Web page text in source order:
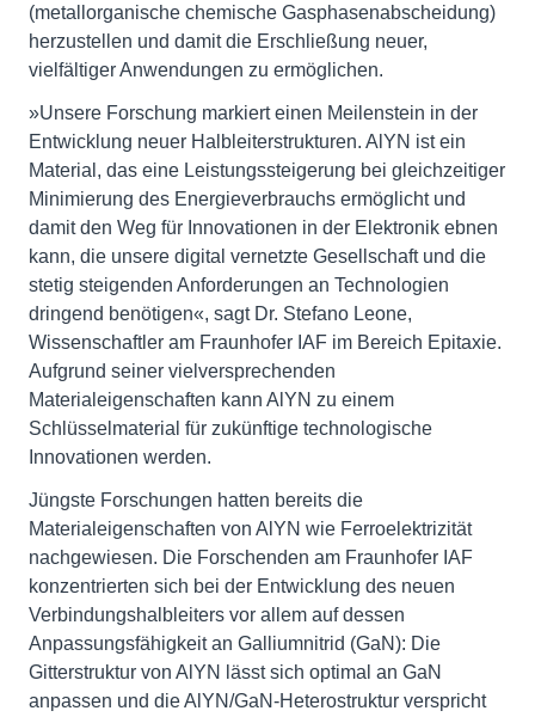
(metallorganische chemische Gasphasenabscheidung)
herzustellen und damit die Erschließung neuer,
vielfältiger Anwendungen zu ermöglichen.
»Unsere Forschung markiert einen Meilenstein in der
Entwicklung neuer Halbleiterstrukturen. AlYN ist ein
Material, das eine Leistungssteigerung bei gleichzeitiger
Minimierung des Energieverbrauchs ermöglicht und
damit den Weg für Innovationen in der Elektronik ebnen
kann, die unsere digital vernetzte Gesellschaft und die
stetig steigenden Anforderungen an Technologien
dringend benötigen«, sagt Dr. Stefano Leone,
Wissenschaftler am Fraunhofer IAF im Bereich Epitaxie.
Aufgrund seiner vielversprechenden
Materialeigenschaften kann AlYN zu einem
Schlüsselmaterial für zukünftige technologische
Innovationen werden.
Jüngste Forschungen hatten bereits die
Materialeigenschaften von AlYN wie Ferroelektrizität
nachgewiesen. Die Forschenden am Fraunhofer IAF
konzentrierten sich bei der Entwicklung des neuen
Verbindungshalbleiters vor allem auf dessen
Anpassungsfähigkeit an Galliumnitrid (GaN): Die
Gitterstruktur von AlYN lässt sich optimal an GaN
anpassen und die AlYN/GaN-Heterostruktur verspricht